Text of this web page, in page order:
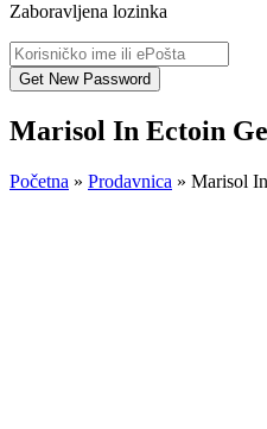
Zaboravljena lozinka
Marisol In Ectoin
Početna » Prodavnica » Marisol